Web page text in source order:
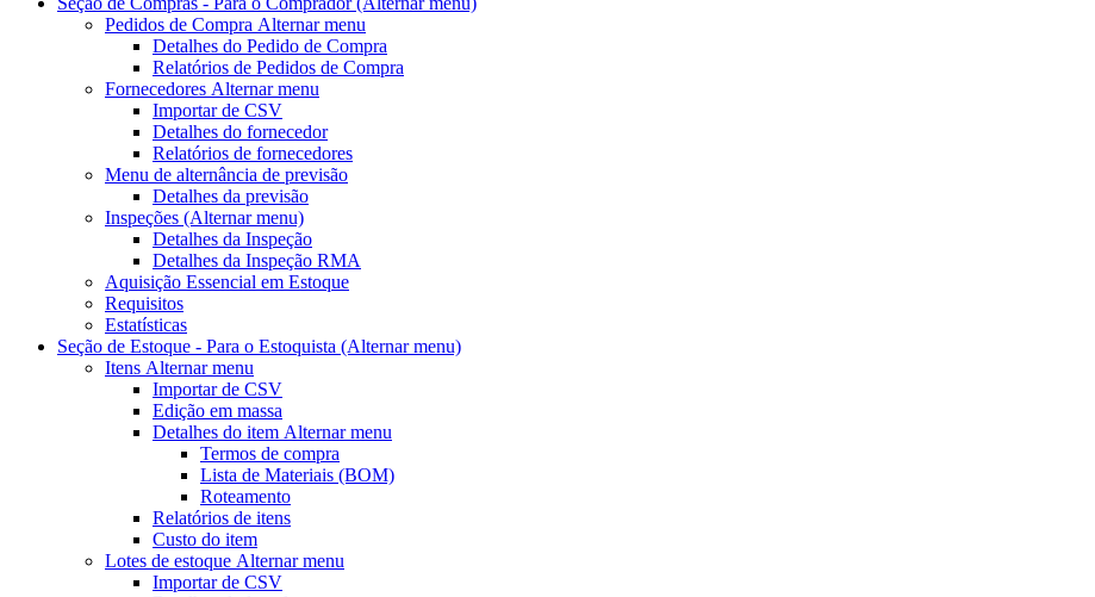
Pedidos de Compra Alternar menu
Detalhes do Pedido de Compra
Relatórios de Pedidos de Compra
Fornecedores Alternar menu
Importar de CSV
Detalhes do fornecedor
Relatórios de fornecedores
Menu de alternância de previsão
Detalhes da previsão
Inspeções (Alternar menu)
Detalhes da Inspeção
Detalhes da Inspeção RMA
Aquisição Essencial em Estoque
Requisitos
Estatísticas
Seção de Estoque - Para o Estoquista (Alternar menu)
Itens Alternar menu
Importar de CSV
Edição em massa
Detalhes do item Alternar menu
Termos de compra
Lista de Materiais (BOM)
Roteamento
Relatórios de itens
Custo do item
Lotes de estoque Alternar menu
Importar de CSV